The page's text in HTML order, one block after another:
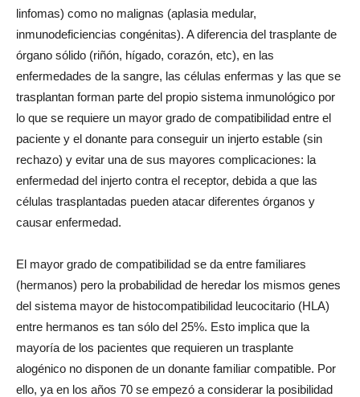
linfomas) como no malignas (aplasia medular,
inmunodeficiencias congénitas). A diferencia del trasplante de
órgano sólido (riñón, hígado, corazón, etc), en las
enfermedades de la sangre, las células enfermas y las que se
trasplantan forman parte del propio sistema inmunológico por
lo que se requiere un mayor grado de compatibilidad entre el
paciente y el donante para conseguir un injerto estable (sin
rechazo) y evitar una de sus mayores complicaciones: la
enfermedad del injerto contra el receptor, debida a que las
células trasplantadas pueden atacar diferentes órganos y
causar enfermedad.
El mayor grado de compatibilidad se da entre familiares
(hermanos) pero la probabilidad de heredar los mismos genes
del sistema mayor de histocompatibilidad leucocitario (HLA)
entre hermanos es tan sólo del 25%. Esto implica que la
mayoría de los pacientes que requieren un trasplante
alogénico no disponen de un donante familiar compatible. Por
ello, ya en los años 70 se empezó a considerar la posibilidad